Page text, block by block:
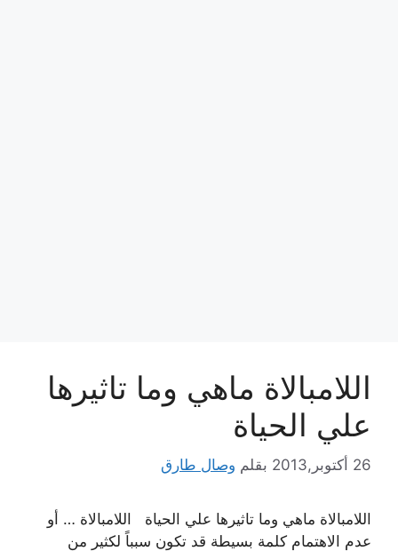
اللامبالاة ماهي وما تاثيرها
علي الحياة
26 أكتوبر,2013 بقلم وصال طارق
اللامبالاة ماهي وما تاثيرها علي الحياة اللامبالاة … أو
عدم الاهتمام كلمة بسيطة قد تكون سبباً لكثير من